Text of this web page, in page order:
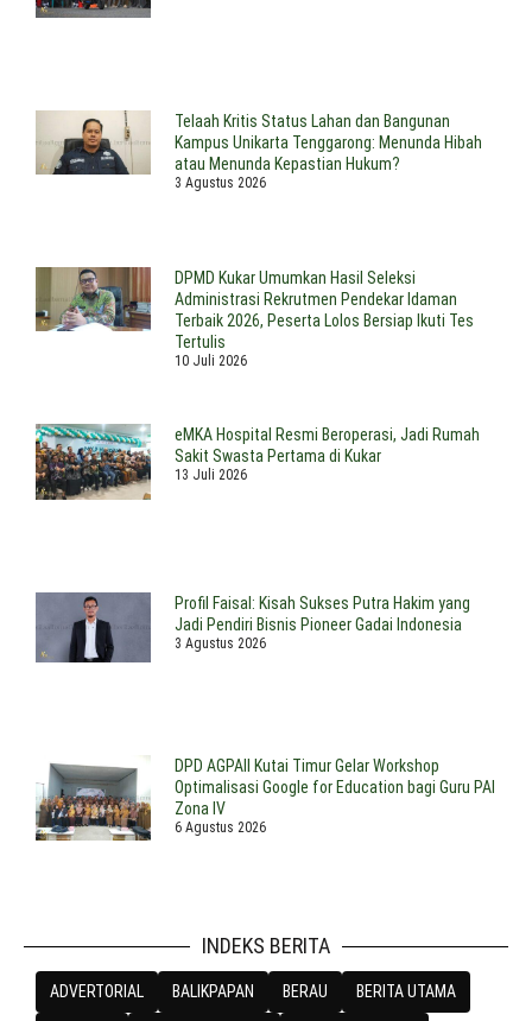
Telaah Kritis Status Lahan dan Bangunan
Kampus Unikarta Tenggarong: Menunda Hibah
atau Menunda Kepastian Hukum?
3 Agustus 2026
DPMD Kukar Umumkan Hasil Seleksi
Administrasi Rekrutmen Pendekar Idaman
Terbaik 2026, Peserta Lolos Bersiap Ikuti Tes
Tertulis
10 Juli 2026
eMKA Hospital Resmi Beroperasi, Jadi Rumah
Sakit Swasta Pertama di Kukar
13 Juli 2026
Profil Faisal: Kisah Sukses Putra Hakim yang
Jadi Pendiri Bisnis Pioneer Gadai Indonesia
3 Agustus 2026
DPD AGPAII Kutai Timur Gelar Workshop
Optimalisasi Google for Education bagi Guru PAI
Zona IV
6 Agustus 2026
INDEKS BERITA
ADVERTORIAL BALIKPAPAN BERAU BERITA UTAMA